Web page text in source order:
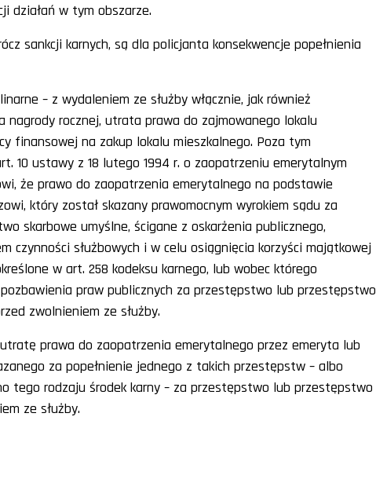
działań w tym obszarze.
sankcji karnych, są dla policjanta konsekwencje popełnienia
– z wydaleniem ze służby włącznie, jak również
rocznej, utrata prawa do zajmowanego lokalu
finansowej na zakup lokalu mieszkalnego. Poza tym
10 ustawy z 18 lutego 1994 r. o zaopatrzeniu emerytalnym
że prawo do zaopatrzenia emerytalnego na podstawie
który został skazany prawomocnym wyrokiem sądu za
skarbowe umyślne, ścigane z oskarżenia publicznego,
czynności służbowych i w celu osiągnięcia korzyści majątkowej
w art. 258 kodeksu karnego, lub wobec którego
praw publicznych za przestępstwo lub przestępstwo
zwolnieniem ze służby.
prawa do zaopatrzenia emerytalnego przez emeryta lub
za popełnienie jednego z takich przestępstw – albo
tego rodzaju środek karny – za przestępstwo lub przestępstwo
ze służby.